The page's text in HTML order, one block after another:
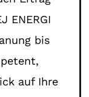
ENERGI
bis
auf Ihre